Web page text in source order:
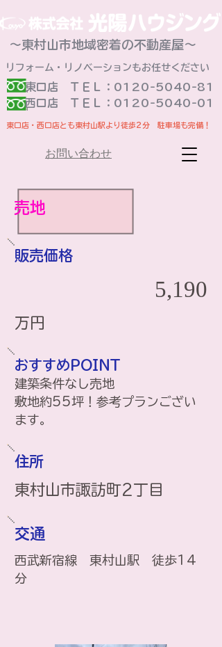
お問い合わせ
～東村山市地域密着の不動産屋～
東口店 ＴＥＬ：0120-5040-81
​西口店 ＴＥＬ：0120-5040-01
リフォーム・リノベーションもお任せください
東口店・西口店とも東村山駅より徒歩2分 駐車場も完備！
売地
販売価格
5,190
万円
おすすめPOINT
建築条件なし売地
​敷地約55坪！参考プランござい
ます。
住所
​東村山市諏訪町2丁目
交通
西武新宿線 東村山駅 徒歩14
分